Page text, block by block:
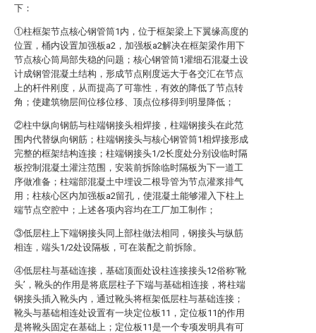
下：
①柱框架节点核心钢管筒1内，位于框架梁上下翼缘高度的
位置，桶内设置加强板a2，加强板a2解决在框架梁作用下
节点核心筒局部失稳的问题；核心钢管筒1灌细石混凝土设
计成钢管混凝土结构，形成节点刚度远大于各交汇在节点
上的杆件刚度，从而提高了可靠性，有效的降低了节点转
角；使建筑物层间位移位移、顶点位移得到明显降低；
②柱中纵向钢筋与柱端钢接头相焊接，柱端钢接头在此范
围内代替纵向钢筋；柱端钢接头与核心钢管筒1相焊接形成
完整的框架结构连接；柱端钢接头1/2长度处分别设临时隔
板控制混凝土灌注范围，安装前拆除临时隔板为下一道工
序做准备；柱端部混凝土中埋设二根导管为节点灌浆排气
用；柱核心区内加强板a2留孔，使混凝土能够灌入下柱上
端节点空腔中；上述各项内容均在工厂加工制作；
③低层柱上下端钢接头同上部柱做法相同，钢接头与纵筋
相连，端头1/2处设隔板，可在装配之前拆除。
④低层柱与基础连接，基础顶面处设柱连接接头12俗称‘靴
头’，靴头的作用是将底层柱子下端与基础相连接，将柱端
钢接头插入靴头内，通过靴头将框架低层柱与基础连接；
靴头与基础相连处设置有一块定位板11，定位板11的作用
是将靴头固定在基础上；定位板11是一个专项发明具有可